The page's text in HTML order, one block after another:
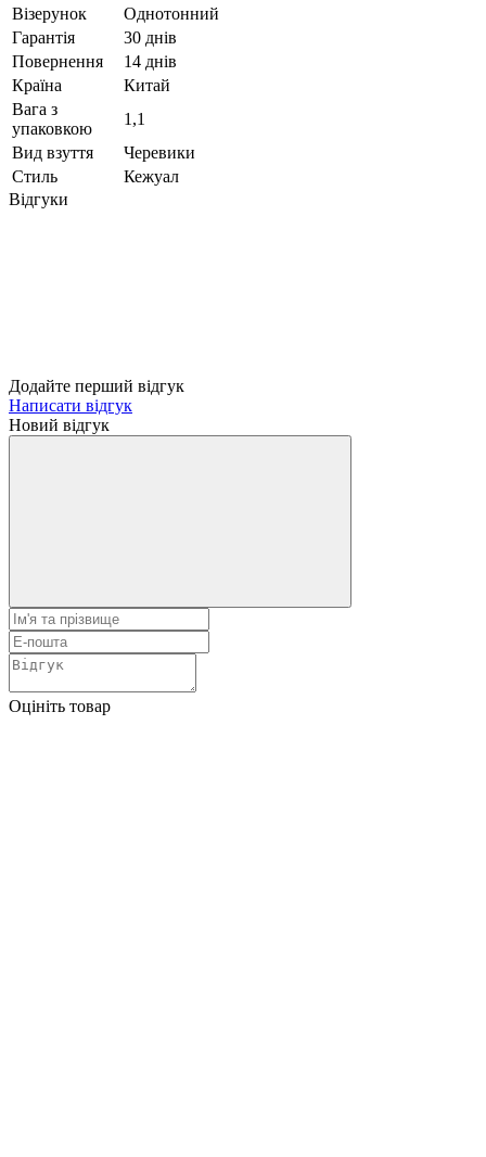
Візерунок
Однотонний
Гарантія
30 днів
Повернення
14 днів
Країна
Китай
Вага з
упаковкою
1,1
Вид взуття
Черевики
Стиль
Кежуал
Відгуки
Додайте перший відгук
Написати відгук
Новий відгук
Оцініть товар